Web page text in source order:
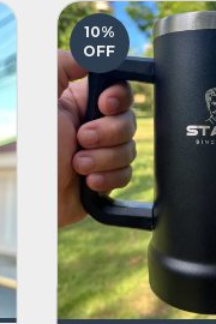
10%
OFF